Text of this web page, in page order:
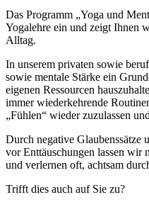
Das Programm „Yoga und
Yogalehre ein und zeigt Ihnen
Alltag.
In unserem privaten sowie
sowie mentale Stärke ein
eigenen Ressourcen
immer wiederkehrende
„Fühlen“ wieder zuzulassen
Durch negative Glaubenssätze
vor Enttäuschungen lassen wir
und verlernen oft, achtsam
Trifft dies auch auf Sie zu?